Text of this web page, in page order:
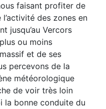
faisant profiter de
des zones en
jusqu’au Vercors
ou moins
et de ses
percevons de la
météorologique
de voir très loin
la bonne conduite du